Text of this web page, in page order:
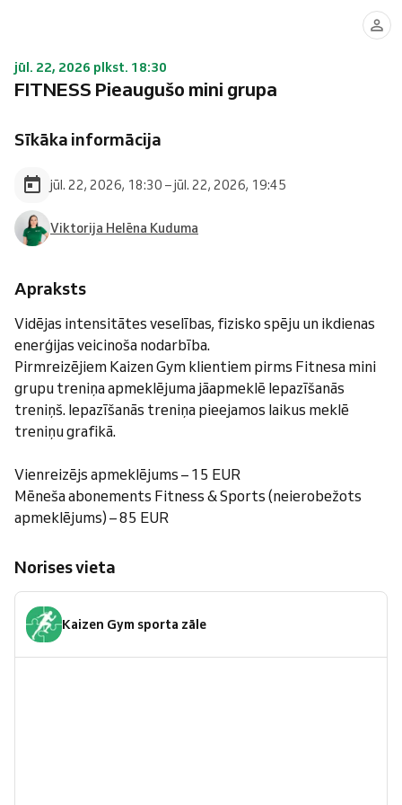
jūl. 22, 2026 plkst. 18:30
FITNESS Pieaugušo mini grupa
Sīkāka informācija
jūl. 22, 2026, 18:30 – jūl. 22, 2026, 19:45
Viktorija Helēna Kuduma
Apraksts
Vidējas intensitātes veselības, fizisko spēju un ikdienas
enerģijas veicinoša nodarbība.
Pirmreizējiem Kaizen Gym klientiem pirms Fitnesa mini
grupu treniņa apmeklējuma jāapmeklē Iepazīšanās
treniņš. Iepazīšanās treniņa pieejamos laikus meklē
treniņu grafikā.
Vienreizējs apmeklējums – 15 EUR
Mēneša abonements Fitness & Sports (neierobežots
apmeklējums) – 85 EUR
Norises vieta
Kaizen Gym sporta zāle